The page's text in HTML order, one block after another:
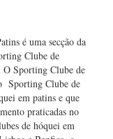
é uma secção da
Clube de
Sporting Clube de
Sporting Clube de
em patins e que
praticadas no
de hóquei em